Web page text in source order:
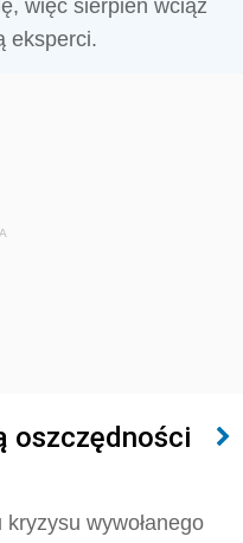
więc sierpień wciąż
eksperci.
oszczędności
wywołanego